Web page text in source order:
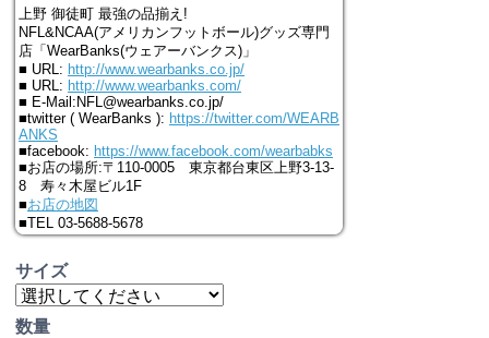
上野 御徒町 最強の品揃え!
NFL&NCAA(アメリカンフットボール)グッズ専門
店「WearBanks(ウェアーバンクス)」
■ URL: http://www.wearbanks.co.jp/
■ URL: http://www.wearbanks.com/
■ E-Mail:NFL@wearbanks.co.jp/
■twitter ( WearBanks ): https://twitter.com/WEARB
ANKS
■facebook: https://www.facebook.com/wearbabks
■お店の場所:〒110-0005 東京都台東区上野3-13-
8 寿々木屋ビル1F
■お店の地図
■TEL 03-5688-5678
サイズ
数量